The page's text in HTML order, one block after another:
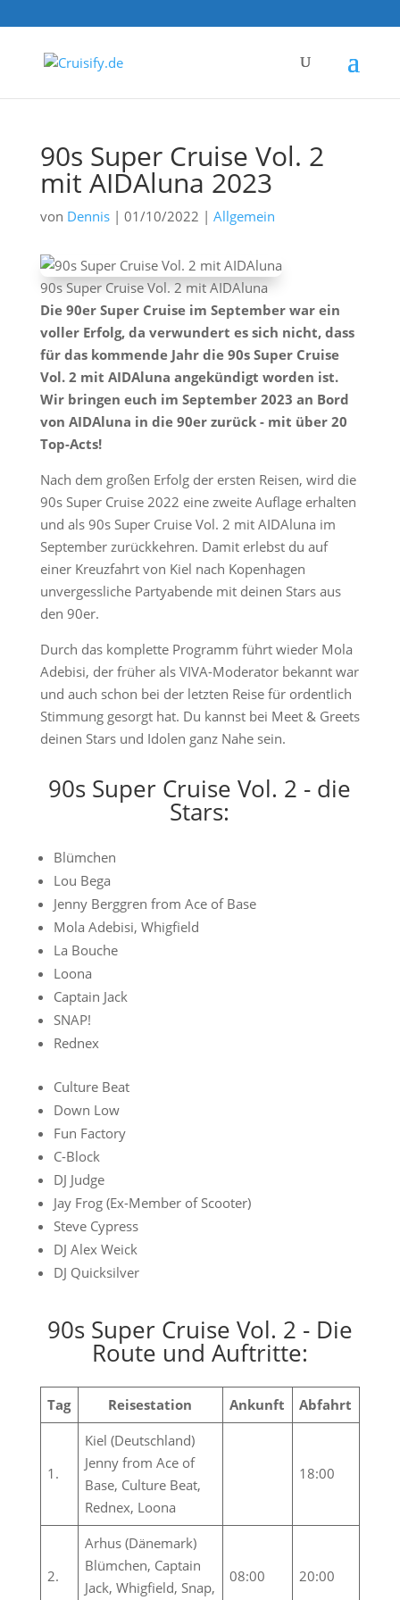
90s Super Cruise Vol. 2
mit AIDAluna 2023
von Dennis| 01/10/2022 | Allgemein
90s Super Cruise Vol. 2 mit AIDAluna
Die 90er Super Cruise im September war ein
voller Erfolg, da verwundert es sich nicht, dass
für das kommende Jahr die 90s Super Cruise
Vol. 2 mit AIDAluna angekündigt worden ist.
Wir bringen euch im September 2023 an Bord
von AIDAluna in die 90er zurück - mit über 20
Top-Acts!
Nach dem großen Erfolg der ersten Reisen, wird die
90s Super Cruise 2022 eine zweite Auflage erhalten
und als 90s Super Cruise Vol. 2 mit AIDAluna im
September zurückkehren. Damit erlebst du auf
einer Kreuzfahrt von Kiel nach Kopenhagen
unvergessliche Partyabende mit deinen Stars aus
den 90er.
Durch das komplette Programm führt wieder Mola
Adebisi, der früher als VIVA-Moderator bekannt war
und auch schon bei der letzten Reise für ordentlich
Stimmung gesorgt hat. Du kannst bei Meet & Greets
deinen Stars und Idolen ganz Nahe sein.
90s Super Cruise Vol. 2 - die
Stars:
Blümchen
Lou Bega
Jenny Berggren from Ace of Base
Mola Adebisi, Whigfield
La Bouche
Loona
Captain Jack
SNAP!
Rednex
Culture Beat
Down Low
Fun Factory
C-Block
DJ Judge
Jay Frog (Ex-Member of Scooter)
Steve Cypress
DJ Alex Weick
DJ Quicksilver
90s Super Cruise Vol. 2 - Die
Route und Auftritte:
Tag Reisestation Ankunft Abfahrt
1.
Kiel (Deutschland)
Jenny from Ace of
Base, Culture Beat,
Rednex, Loona
18:00
2.
Arhus (Dänemark)
Blümchen, Captain
Jack, Whigfield, Snap,
08:00 20:00